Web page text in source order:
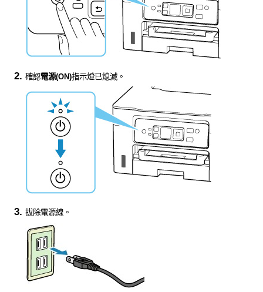
確認電源(ON)指示燈已熄滅。
拔除電源線。